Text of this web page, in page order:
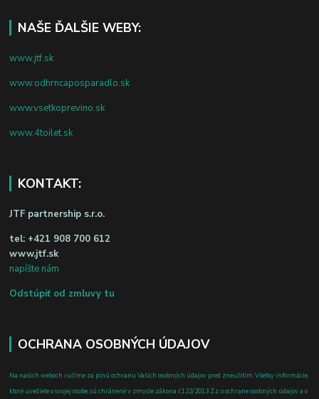
NAŠE ĎALŠIE WEBY:
www.jtf.sk
www.odhrncaposparadlo.sk
www.vsetkoprevino.sk
www.4toilet.sk
KONTAKT:
JTF partnership s.r.o.
tel: +421 908 700 612
www.jtf.sk
napíšte nám
Odstúpiť od zmluvy tu
OCHRANA OSOBNÝCH ÚDAJOV
Na našich weboch ručíme za plnú ochranu Vašich osobných údajov pred zneužitím. Všetky informácie,
ktoré uvediete o svojej osobe, sú chránené v zmysle zákona č.122/2013 Z.z. o ochrane osobných údajov a o